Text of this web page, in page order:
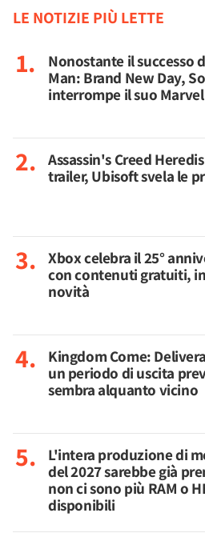
LE NOTIZIE PIÙ LETTE
Nonostante il successo
Man: Brand New Day,
interrompe il suo
Assassin's Creed
trailer, Ubisoft svela le
Xbox celebra il 25°
con contenuti gratuiti,
novità
Kingdom Come:
un periodo di uscita
sembra alquanto vicino
L'intera produzione di
del 2027 sarebbe già
non ci sono più RAM o
disponibili